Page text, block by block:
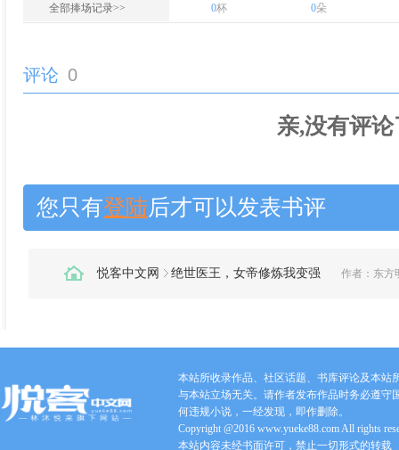
全部捧场记录>> 0杯 0朵
评论 0
亲,没有评论
您只有登陆后才可以发表书评
悦客中文网 绝世医王，女帝修炼我变强 作者： 东方
本站所收录作品、社区话题、书库评论及本站
与本站立场无关。请作者发布作品时务必遵守
何违规小说，一经发现，即作删除。
Copyright @2016 www.yueke88.com All rights
本站内容未经书面许可，禁止一切形式的转载